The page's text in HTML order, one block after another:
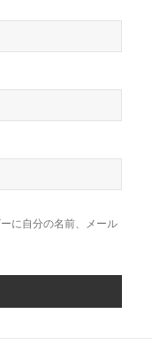
に自分の名前、メール